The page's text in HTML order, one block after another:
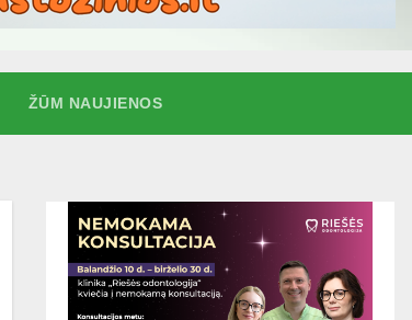
ŽŪM NAUJIENOS